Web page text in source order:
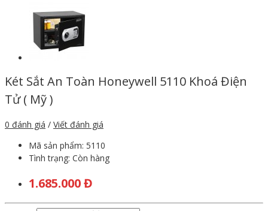
Két Sắt An Toàn Honeywell 5110 Khoá Điện
Tử ( Mỹ )
0 đánh giá / Viết đánh giá
Mã sản phẩm: 5110
Tình trạng: Còn hàng
1.685.000 Đ